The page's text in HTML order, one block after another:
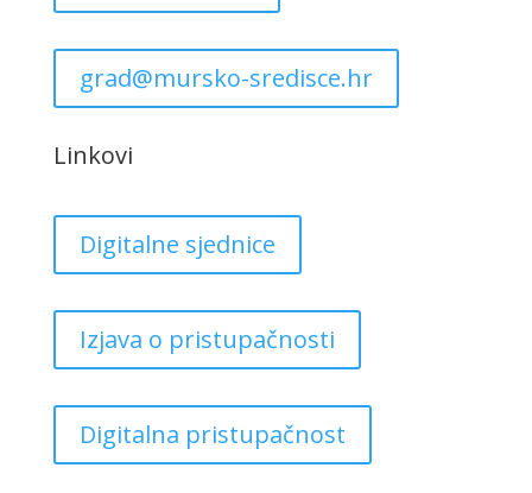
grad@mursko-sredisce.hr
Linkovi
Digitalne sjednice
Izjava o pristupačnosti
Digitalna pristupačnost